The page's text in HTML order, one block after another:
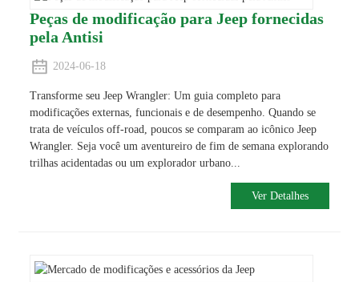
Peças de modificação para Jeep fornecidas
pela Antisi
2024-06-18
Transforme seu Jeep Wrangler: Um guia completo para
modificações externas, funcionais e de desempenho. Quando se
trata de veículos off-road, poucos se comparam ao icônico Jeep
Wrangler. Seja você um aventureiro de fim de semana explorando
trilhas acidentadas ou um explorador urbano...
Ver Detalhes